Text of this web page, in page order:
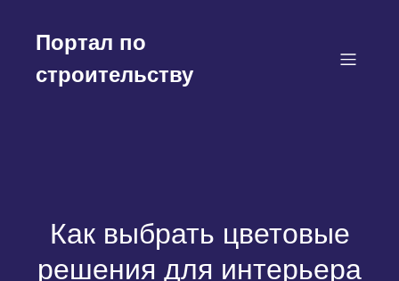
содержимому
Портал по
строительству
Как выбрать цветовые
решения для интерьера